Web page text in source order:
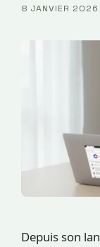
8 JANVIER 2026
Depuis son